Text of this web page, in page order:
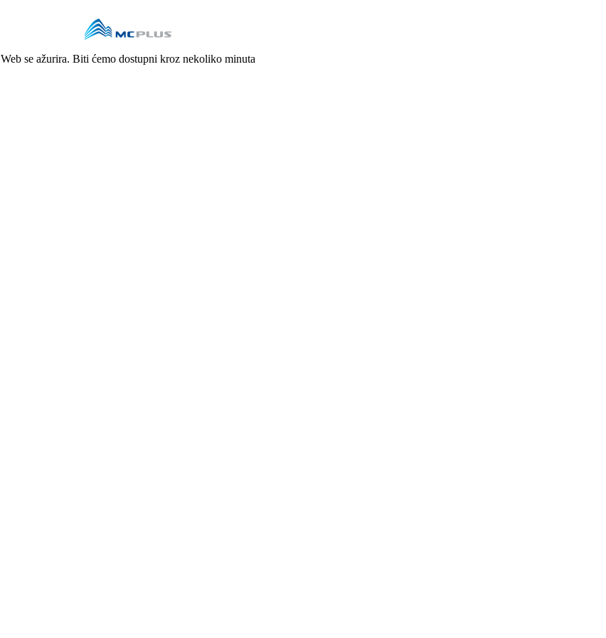
Web se ažurira. Biti ćemo dostupni kroz nekoliko minuta